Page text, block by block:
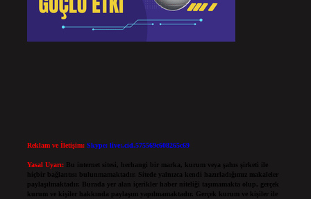
Reklam ve İletişim: Skype: live:.cid.575569c608265c69
Yasal Uyarı:
Bu internet sitesi, herhangi bir marka, kurum veya şahıs şirketi ile
hiçbir bağlantısı bulunmamaktadır. Sitede yalnızca kendi hazırladığımız makaleler
paylaşılmaktadır. Burada yer alan içerikler haber niteliği taşımamakta olup, gerçek
kurum ve kişiler hakkında paylaşım yapılmamaktadır. Gerçek kurum ve kişiler ile